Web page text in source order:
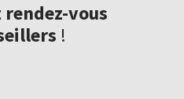
rendez-vous
!